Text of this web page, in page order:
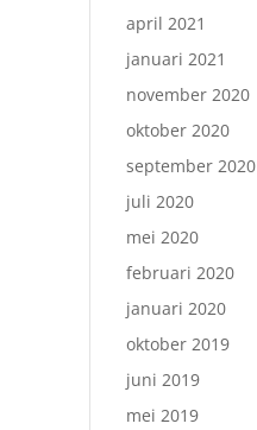
april 2021
januari 2021
november 2020
oktober 2020
september 2020
juli 2020
mei 2020
februari 2020
januari 2020
oktober 2019
juni 2019
mei 2019